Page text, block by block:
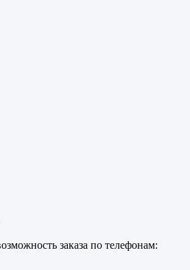
заказа по телефонам: